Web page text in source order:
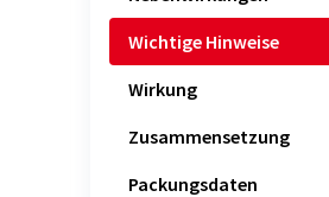
Wichtige Hinweise
Wirkung
Zusammensetzung
Packungsdaten